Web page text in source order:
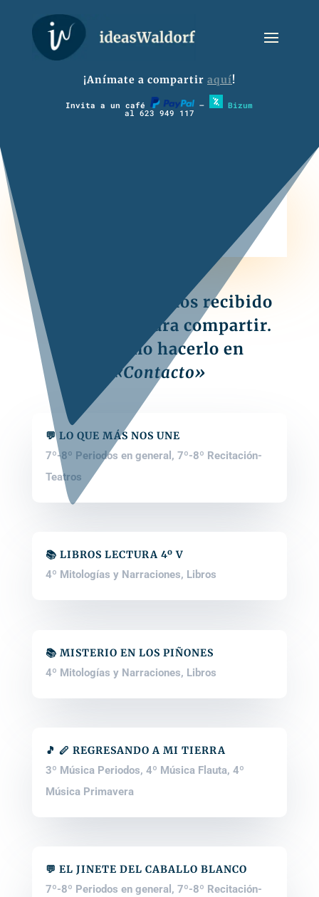
¡Anímate a compartir aquí!
Invita a un café – Bizum
al 623 949 117
Todavía no hemos recibido
material para compartir.
Lee cómo hacerlo en
«Contacto»
💬 LO QUE MÁS NOS UNE
7º-8º Periodos en general , 7º-8º Recitación-
Teatros
📚 LIBROS LECTURA 4º V
4º Mitologías y Narraciones, Libros
📚 MISTERIO EN LOS PIÑONES
4º Mitologías y Narraciones, Libros
🎵 🪈 REGRESANDO A MI TIERRA
3º Música Periodos, 4º Música Flauta, 4º
Música Primavera
💬 EL JINETE DEL CABALLO BLANCO
7º-8º Periodos en general , 7º-8º Recitación-